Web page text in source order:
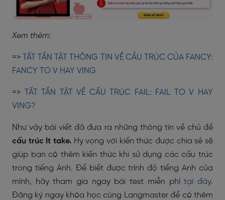
Xem thêm:
=>
TẤT TẦN TẬT THÔNG TIN VỀ CẤU TRÚC CỦA FANCY:
FANCY TO V HAY VING
=>
TẤT TẦN TẬT VỀ CẤU TRÚC FAIL: FAIL TO V HAY
VING?
Như vậy bài viết đã đưa ra những thông tin về chủ đề
cấu trúc It take. Hy vọng với kiến thức được chia sẻ sẽ
giúp bạn có thêm kiến thức khi sử dụng các cấu trúc
trong tiếng Anh. Để biết được trình độ tiếng Anh của
mình, hãy tham gia ngay bài test miễn phítại đây.
Đăng ký ngay khóa học cùng Langmaster để có thêm